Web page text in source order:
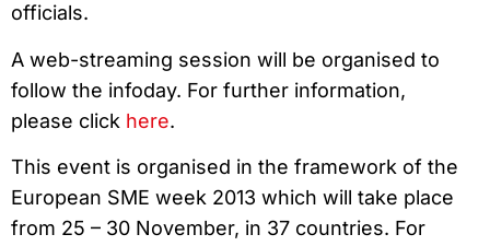
officials.
A web-streaming session will be organised to
follow the infoday. For further information,
please click here.
This event is organised in the framework of the
European SME week 2013 which will take place
from 25 – 30 November, in 37 countries. For